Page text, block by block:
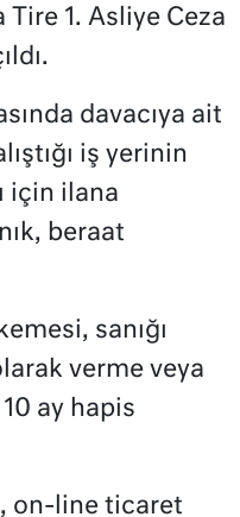
Tire 1. Asliye Ceza
davacıya ait
iş yerinin
için ilana
beraat
sanığı
verme veya
ay hapis
on-line ticaret